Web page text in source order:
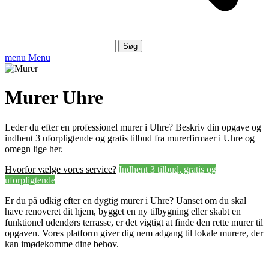
efter:
menu Menu
Murer Uhre
Leder du efter en professionel murer i Uhre? Beskriv din opgave og
indhent 3 uforpligtende og gratis tilbud fra murerfirmaer i Uhre og
omegn lige her.
Hvorfor vælge vores service? Indhent 3 tilbud, gratis og
uforpligtende
Er du på udkig efter en dygtig murer i Uhre? Uanset om du skal
have renoveret dit hjem, bygget en ny tilbygning eller skabt en
funktionel udendørs terrasse, er det vigtigt at finde den rette murer til
opgaven. Vores platform giver dig nem adgang til lokale murere, der
kan imødekomme dine behov.